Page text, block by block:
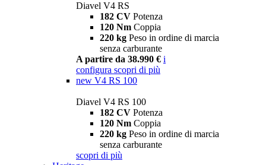
Diavel V4 RS
182 CV Potenza
120 Nm Coppia
220 kg Peso in ordine di marcia
senza carburante
A partire da 38.990 € i
configura scopri di più
new V4 RS 100
Diavel V4 RS 100
182 CV Potenza
120 Nm Coppia
220 kg Peso in ordine di marcia
senza carburante
scopri di più